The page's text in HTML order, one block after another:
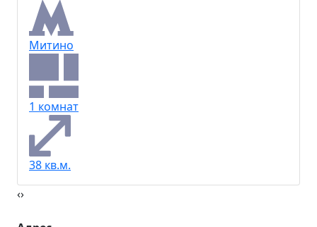
Митино
1 комнат
38 кв.м.
‹›